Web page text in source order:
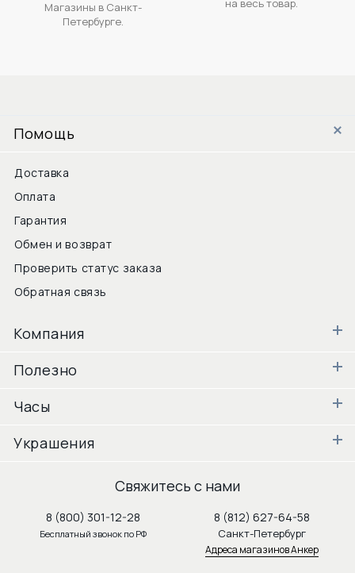
Магазины в Санкт-
Петербурге.
на весь товар.
Помощь
Доставка
Оплата
Гарантия
Обмен и возврат
Проверить статус заказа
Обратная связь
Компания
Полезно
Часы
Украшения
Свяжитесь с нами
8 (800) 301-12-28
Бесплатный звонок по РФ
8 (812) 627-64-58
Санкт-Петербург
Адреса магазинов Анкер